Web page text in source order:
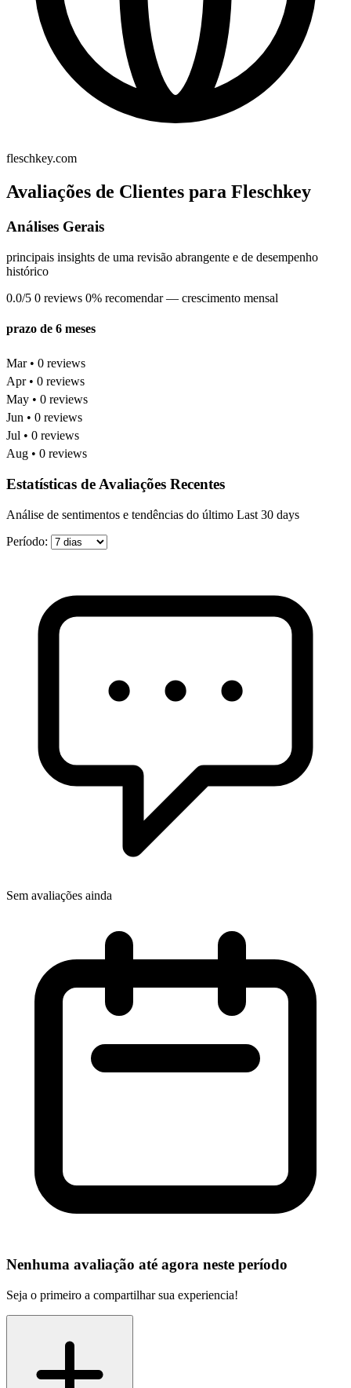
fleschkey.com
Avaliações de Clientes para Fleschkey
Análises Gerais
principais insights de uma revisão abrangente e de desempenho
histórico
0.0/5 0 reviews 0% recomendar — crescimento mensal
prazo de 6 meses
Mar • 0 reviews
Apr • 0 reviews
May • 0 reviews
Jun • 0 reviews
Jul • 0 reviews
Aug • 0 reviews
Estatísticas de Avaliações Recentes
Análise de sentimentos e tendências do último Last 30 days
Período:
Sem avaliações ainda
Nenhuma avaliação até agora neste período
Seja o primeiro a compartilhar sua experiencia!